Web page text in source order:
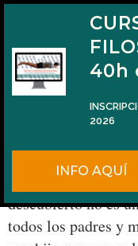
Krishna y el
En una situación
descubierto no es
todos los padres y
40h
2026
INFO AQUÍ